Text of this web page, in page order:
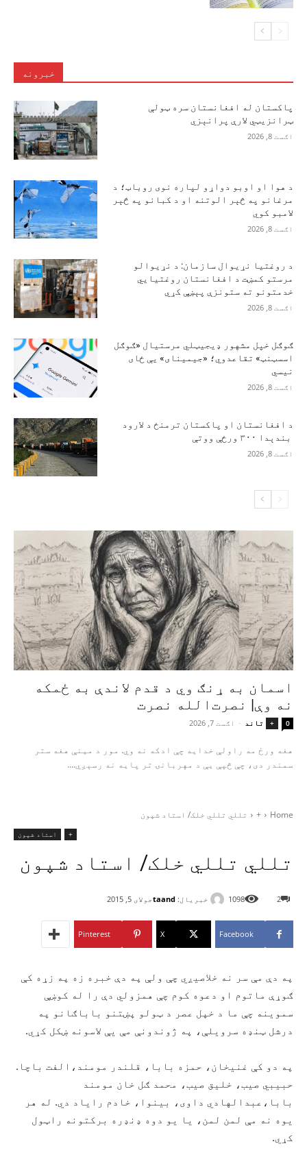
خبرونه
پاکستان له افغانستان سره ټولې
ټرانزیټي لارې پرانېزي
اګست 8, 2026
د هوا او اوبو دواړو لپاره نوی روباټ؛ د
مرغانو په څېر الوتنه او د کبانو په څېر
لامبو کوي
اګست 8, 2026
د روغتیا نړیوال سازمان: د نړیوالو
مرستو کمښت د افغانستان روغتیايي
خدمتونو ته ستونزې پېښې کړي
اګست 8, 2026
ګوګل خپل مشهور ډیجیټلي مرستیال «ګوګل
اسسټنټ» تقاعدوي؛ «جیمینای» یې ځای
نیسي
اګست 8, 2026
د افغانستان او پاکستان ترمنځ د لارود
بندېدا ۳۰۰ ورځې ووتې
اګست 8, 2026
اسمان به ړنګ وي د قدم لاندې به ځمکه
نه وې| نصرت‌الله نصرت
+ تاند - اګست 7, 2026 0
هغه ورځ مه راولې خدایه چې ادکه نه وي. مور د مینې هغه ستر
سمندر دی، چې څپې یې د مهربانۍ تر پایه نه رسېږي....